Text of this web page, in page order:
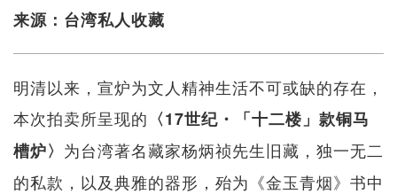
来源：台湾私人收藏
明清以来，宣炉为文人精神生活不可或缺的存在，
本次拍卖所呈现的 〈17世纪・「十二楼」款铜马
槽炉〉 为台湾著名藏家杨炳祯先生旧藏，独一无二
的私款，以及典雅的器形，殆为《金玉青烟》书中